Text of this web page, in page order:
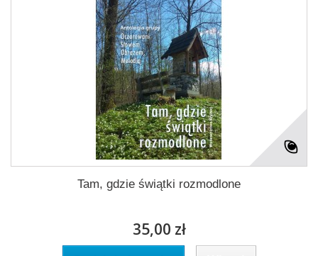
Tam, gdzie świątki rozmodlone
35,00 zł